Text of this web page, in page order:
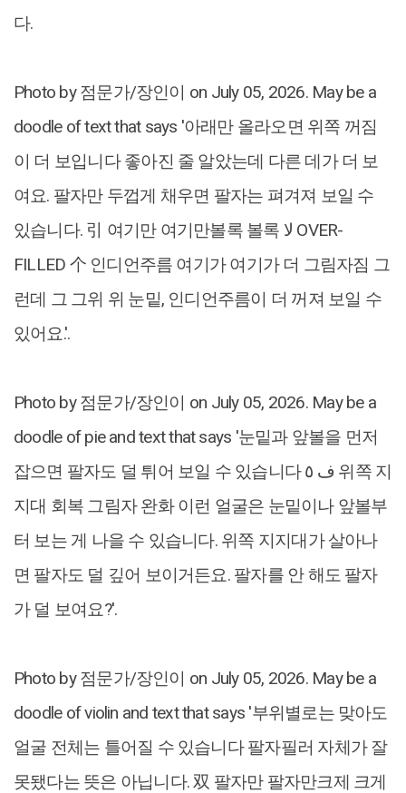
다.
Photo by 점문가/장인이 on July 05, 2026. May be a
doodle of ‎text that says '‎아래만 올라오면 위쪽 꺼짐
이 더 보입니다 좋아진 줄 알았는데 다른 데가 더 보
여요. 팔자만 두껍게 채우면 팔자는 펴겨져 보일 수
있습니다. 引 여기만 여기만볼록 볼록 لا OVER-
FILLED 个 인디언주름 여기가 여기가 더 그림자짐 그
런데 그 그위 위 눈밑, 인디언주름이 더 꺼져 보일 수
있어요.‎'‎.
Photo by 점문가/장인이 on July 05, 2026. May be a
doodle of ‎pie and ‎text that says '‎눈밑과 앞볼을 먼저
잡으면 팔자도 덜 튀어 보일 수 있습니다 ف ٥ 위쪽 지
지대 회복 그림자 완화 이런 얼굴은 눈밑이나 앞볼부
터 보는 게 나을 수 있습니다. 위쪽 지지대가 살아나
면 팔자도 덜 깊어 보이거든요. 팔자를 안 해도 팔자
가 덜 보여요?‎'‎‎.
Photo by 점문가/장인이 on July 05, 2026. May be a
doodle of ‎violin and ‎text that says '‎부위별로는 맞아도
얼굴 전체는 틀어질 수 있습니다 팔자필러 자체가 잘
못됐다는 뜻은 아닙니다. 双 팔자만 팔자만크제 크게